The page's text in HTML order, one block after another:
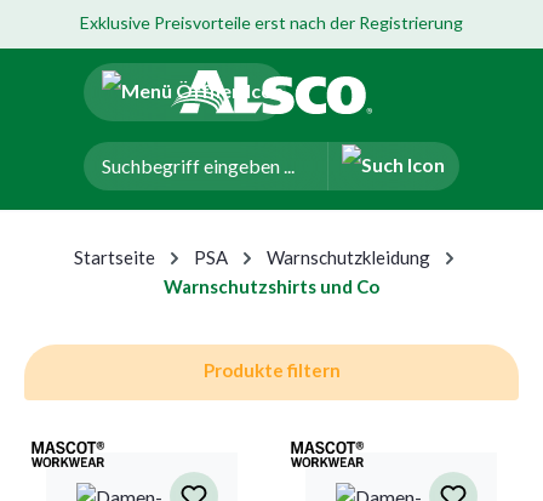
Hauptinhalt springen
Zur Navigation der B2B-Plattform springen
Exklusive Preisvorteile erst nach der Registrierung
Startseite PSA
Warnschutzkleidung
Warnschutzshirts und Co
Produkte filtern